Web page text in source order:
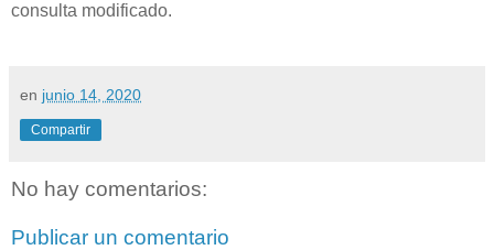
consulta modificado.
en junio 14, 2020
Compartir
No hay comentarios:
Publicar un comentario